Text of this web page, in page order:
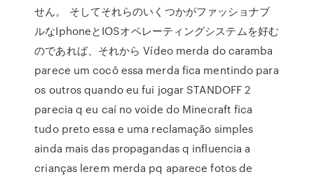
せん。 そしてそれらのいくつかがファッショナブ
ルなIphoneとIOSオペレーティングシステムを好む
のであれば、それから Vídeo merda do caramba
parece um cocô essa merda fica mentindo para
os outros quando eu fui jogar STANDOFF 2
parecia q eu caí no voide do Minecraft fica
tudo preto essa e uma reclamação simples
ainda mais das propagandas q influencia a
crianças lerem merda pq aparece fotos de